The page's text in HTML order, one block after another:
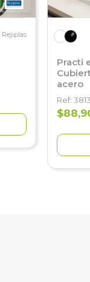
Rejiplas
Practi
acero
Ref: